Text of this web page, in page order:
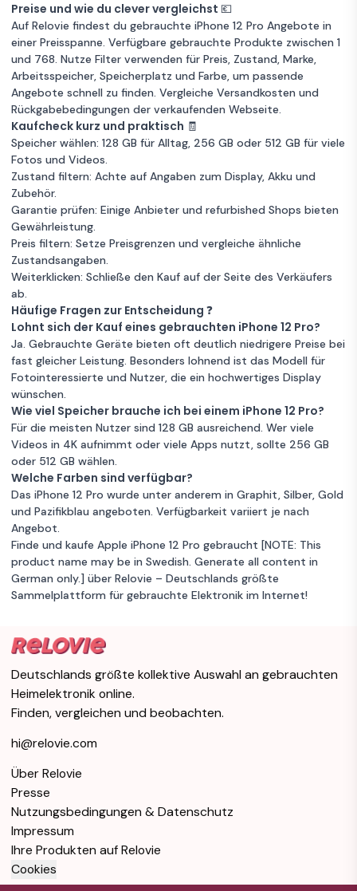
Garantie 36 Monate
Apple iPhone
12 Pro 512GB
pazifikblau
344 €
Zum
Angebot
Sehr guter Zustand Blau
512 GB Speicher
Garantie 36 Monate
Preise und wie du clever vergleichst 💶
Auf Relovie findest du gebrauchte iPhone 12 Pro Angebote in
einer Preisspanne. Verfügbare gebrauchte Produkte zwischen 1
und 768. Nutze Filter verwenden für Preis, Zustand, Marke,
Arbeitsspeicher, Speicherplatz und Farbe, um passende
Angebote schnell zu finden. Vergleiche Versandkosten und
Rückgabebedingungen der verkaufenden Webseite.
Kaufcheck kurz und praktisch 🧾
Speicher wählen: 128 GB für Alltag, 256 GB oder 512 GB für viele
Fotos und Videos.
Zustand filtern: Achte auf Angaben zum Display, Akku und
Zubehör.
Garantie prüfen: Einige Anbieter und refurbished Shops bieten
Gewährleistung.
Preis filtern: Setze Preisgrenzen und vergleiche ähnliche
Zustandsangaben.
Weiterklicken: Schließe den Kauf auf der Seite des Verkäufers
ab.
Häufige Fragen zur Entscheidung ❓
Lohnt sich der Kauf eines gebrauchten iPhone 12 Pro?
Ja. Gebrauchte Geräte bieten oft deutlich niedrigere Preise bei
fast gleicher Leistung. Besonders lohnend ist das Modell für
Fotointeressierte und Nutzer, die ein hochwertiges Display
wünschen.
Wie viel Speicher brauche ich bei einem iPhone 12 Pro?
Für die meisten Nutzer sind 128 GB ausreichend. Wer viele
Videos in 4K aufnimmt oder viele Apps nutzt, sollte 256 GB
oder 512 GB wählen.
Welche Farben sind verfügbar?
Das iPhone 12 Pro wurde unter anderem in Graphit, Silber, Gold
und Pazifikblau angeboten. Verfügbarkeit variiert je nach
Angebot.
Finde und kaufe Apple iPhone 12 Pro gebraucht [NOTE: This
product name may be in Swedish. Generate all content in
German only.] über Relovie – Deutschlands größte
Sammelplattform für gebrauchte Elektronik im Internet!
Deutschlands größte kollektive Auswahl an gebrauchten
Heimelektronik online.
Finden, vergleichen und beobachten.
hi@relovie.com
Über Relovie
Presse
Nutzungsbedingungen & Datenschutz
Impressum
Ihre Produkten auf Relovie
Cookies